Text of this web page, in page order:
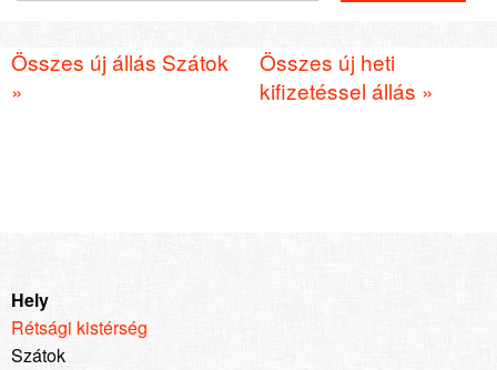
Összes új állás Szátok
»
Összes új heti
kifizetéssel állás »
Hely
Rétsági kistérség
Szátok